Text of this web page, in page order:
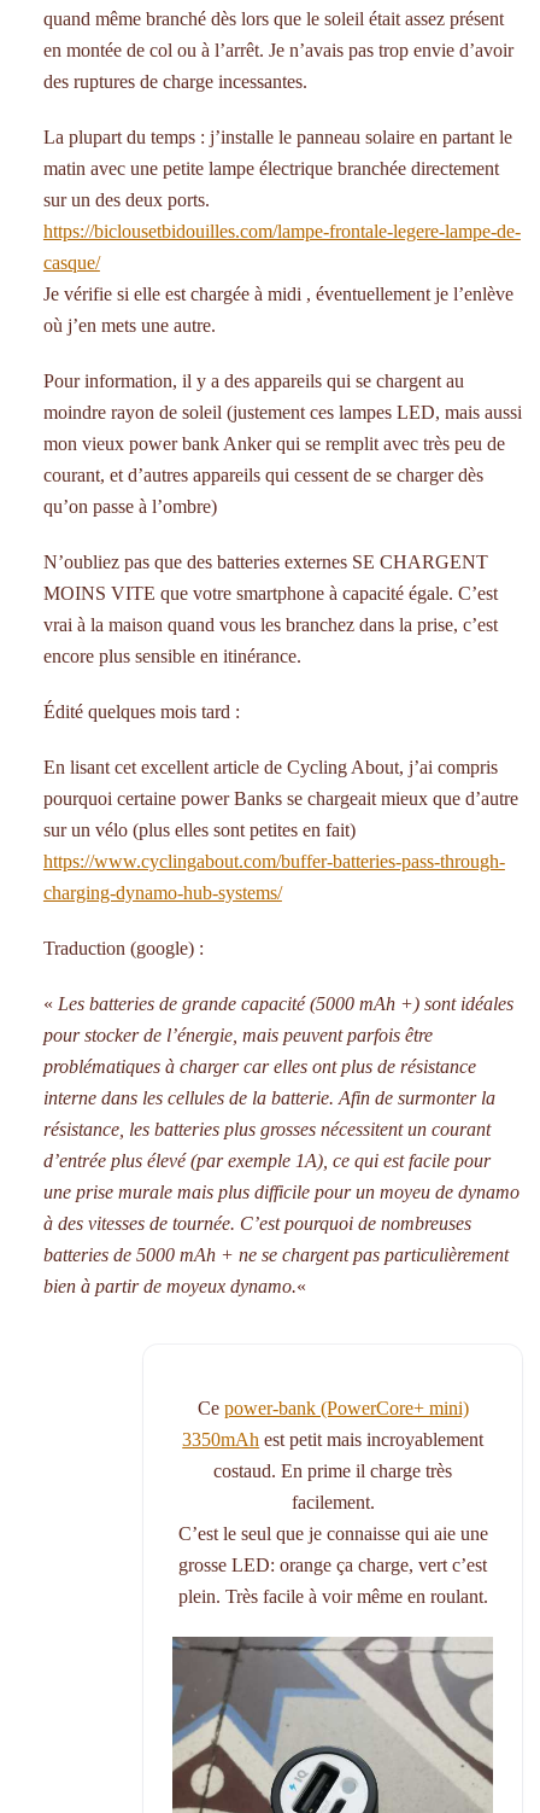
quand même branché dès lors que le soleil était assez présent
en montée de col ou à l’arrêt. Je n’avais pas trop envie d’avoir
des ruptures de charge incessantes.
La plupart du temps : j’installe le panneau solaire en partant le
matin avec une petite lampe électrique branchée directement
sur un des deux ports.
https://biclousetbidouilles.com/lampe-frontale-legere-lampe-de-
casque/
Je vérifie si elle est chargée à midi , éventuellement je l’enlève
où j’en mets une autre.
Pour information, il y a des appareils qui se chargent au
moindre rayon de soleil (justement ces lampes LED, mais aussi
mon vieux power bank Anker qui se remplit avec très peu de
courant, et d’autres appareils qui cessent de se charger dès
qu’on passe à l’ombre)
N’oubliez pas que des batteries externes SE CHARGENT
MOINS VITE que votre smartphone à capacité égale. C’est
vrai à la maison quand vous les branchez dans la prise, c’est
encore plus sensible en itinérance.
Édité quelques mois tard :
En lisant cet excellent article de Cycling About, j’ai compris
pourquoi certaine power Banks se chargeait mieux que d’autre
sur un vélo (plus elles sont petites en fait)
https://www.cyclingabout.com/buffer-batteries-pass-through-
charging-dynamo-hub-systems/
Traduction (google) :
« Les batteries de grande capacité (5000 mAh +) sont idéales
pour stocker de l’énergie, mais peuvent parfois être
problématiques à charger car elles ont plus de résistance
interne dans les cellules de la batterie. Afin de surmonter la
résistance, les batteries plus grosses nécessitent un courant
d’entrée plus élevé (par exemple 1A), ce qui est facile pour
une prise murale mais plus difficile pour un moyeu de dynamo
à des vitesses de tournée. C’est pourquoi de nombreuses
batteries de 5000 mAh + ne se chargent pas particulièrement
bien à partir de moyeux dynamo.«
Ce power-bank (PowerCore+ mini)
3350mAh est petit mais incroyablement
costaud. En prime il charge très
facilement.
C’est le seul que je connaisse qui aie une
grosse LED: orange ça charge, vert c’est
plein. Très facile à voir même en roulant.